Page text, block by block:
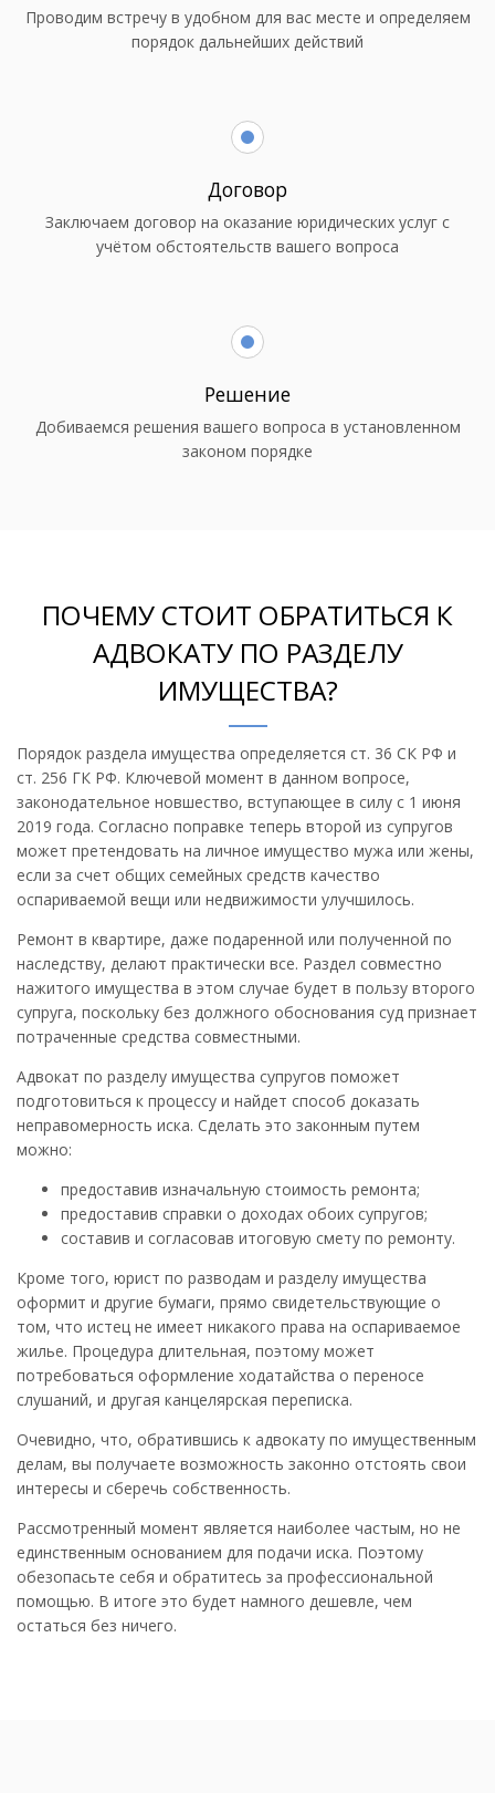
Проводим встречу в удобном для вас месте и определяем
порядок дальнейших действий
Договор
Заключаем договор на оказание юридических услуг с
учётом обстоятельств вашего вопроса
Решение
Добиваемся решения вашего вопроса в установленном
законом порядке
ПОЧЕМУ СТОИТ ОБРАТИТЬСЯ К
АДВОКАТУ ПО РАЗДЕЛУ
ИМУЩЕСТВА?
Порядок раздела имущества определяется ст. 36 СК РФ и
ст. 256 ГК РФ. Ключевой момент в данном вопросе,
законодательное новшество, вступающее в силу с 1 июня
2019 года. Согласно поправке теперь второй из супругов
может претендовать на личное имущество мужа или жены,
если за счет общих семейных средств качество
оспариваемой вещи или недвижимости улучшилось.
Ремонт в квартире, даже подаренной или полученной по
наследству, делают практически все. Раздел совместно
нажитого имущества в этом случае будет в пользу второго
супруга, поскольку без должного обоснования суд признает
потраченные средства совместными.
Адвокат по разделу имущества супругов поможет
подготовиться к процессу и найдет способ доказать
неправомерность иска. Сделать это законным путем
можно:
предоставив изначальную стоимость ремонта;
предоставив справки о доходах обоих супругов;
составив и согласовав итоговую смету по ремонту.
Кроме того, юрист по разводам и разделу имущества
оформит и другие бумаги, прямо свидетельствующие о
том, что истец не имеет никакого права на оспариваемое
жилье. Процедура длительная, поэтому может
потребоваться оформление ходатайства о переносе
слушаний, и другая канцелярская переписка.
Очевидно, что, обратившись к адвокату по имущественным
делам, вы получаете возможность законно отстоять свои
интересы и сберечь собственность.
Рассмотренный момент является наиболее частым, но не
единственным основанием для подачи иска. Поэтому
обезопасьте себя и обратитесь за профессиональной
помощью. В итоге это будет намного дешевле, чем
остаться без ничего.